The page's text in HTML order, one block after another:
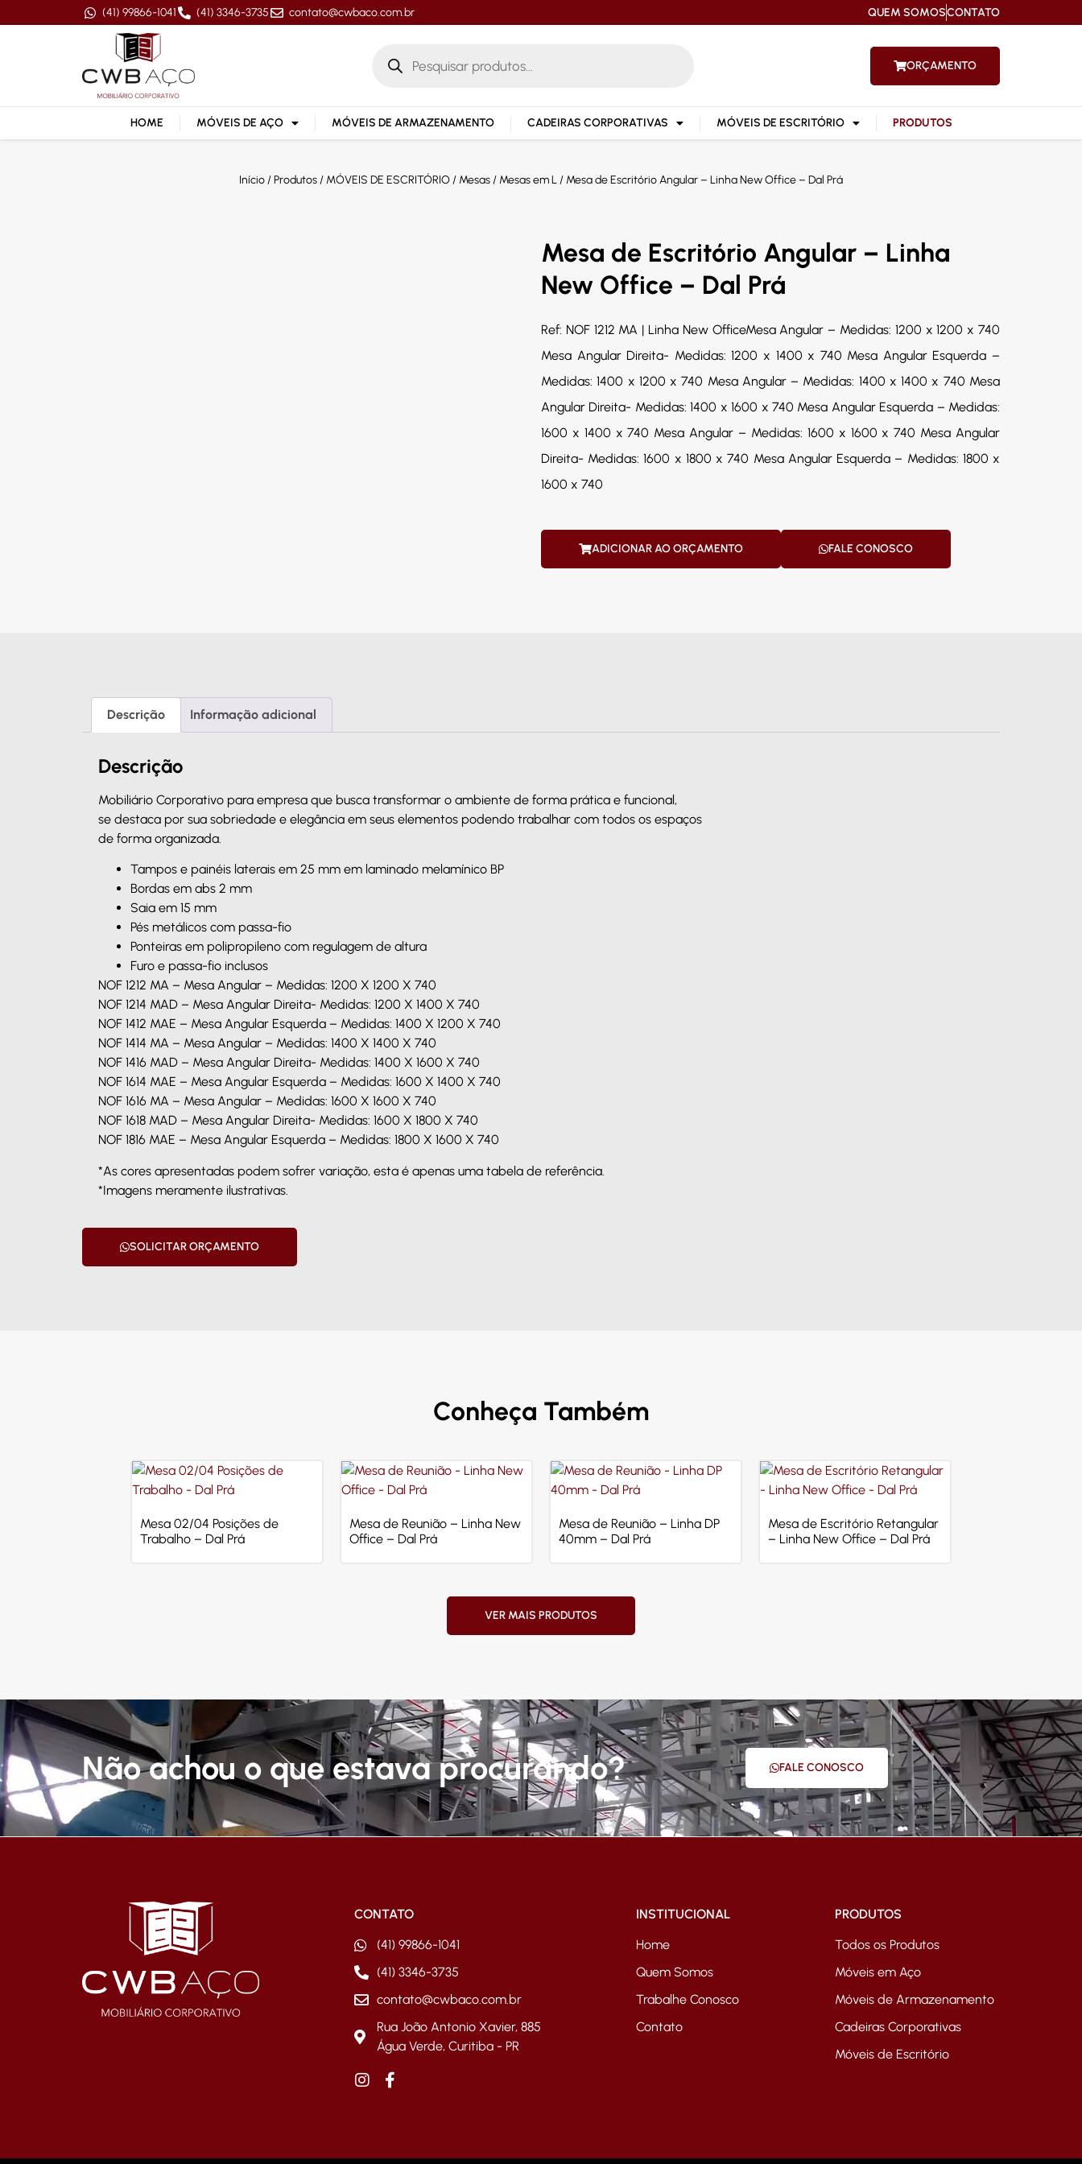
(41) 99866-1041 (41) 3346-3735 contato@cwbaco.com.br QUEM SOMOSCONTATO
ORÇAMENTO
HOME MÓVEIS DE AÇO MÓVEIS DE ARMAZENAMENTO CADEIRAS CORPORATIVAS MÓVEIS DE ESCRITÓRIO PRODUTOS
Início/Produtos/ MÓVEIS DE ESCRITÓRIO/ Mesas/ Mesas em L/ Mesa de Escritório Angular – Linha New Office – Dal Prá
Mesa de Escritório Angular – Linha
New Office – Dal Prá
Ref: NOF 1212 MA | Linha New OfficeMesa Angular – Medidas: 1200 x 1200 x 740
Mesa Angular Direita- Medidas: 1200 x 1400 x 740 Mesa Angular Esquerda –
Medidas: 1400 x 1200 x 740 Mesa Angular – Medidas: 1400 x 1400 x 740 Mesa
Angular Direita- Medidas: 1400 x 1600 x 740 Mesa Angular Esquerda – Medidas:
1600 x 1400 x 740 Mesa Angular – Medidas: 1600 x 1600 x 740 Mesa Angular
Direita- Medidas: 1600 x 1800 x 740 Mesa Angular Esquerda – Medidas: 1800 x
1600 x 740
ADICIONAR AO ORÇAMENTO FALE CONOSCO
Descrição Informação adicional
Descrição
Mobiliário Corporativo para empresa que busca transformar o ambiente de forma prática e funcional,
se destaca por sua sobriedade e elegância em seus elementos podendo trabalhar com todos os espaços
de forma organizada.
Tampos e painéis laterais em 25 mm em laminado melamínico BP
Bordas em abs 2 mm
Saia em 15 mm
Pés metálicos com passa-fio
Ponteiras em polipropileno com regulagem de altura
Furo e passa-fio inclusos
NOF 1212 MA – Mesa Angular – Medidas: 1200 X 1200 X 740
NOF 1214 MAD – Mesa Angular Direita- Medidas: 1200 X 1400 X 740
NOF 1412 MAE – Mesa Angular Esquerda – Medidas: 1400 X 1200 X 740
NOF 1414 MA – Mesa Angular – Medidas: 1400 X 1400 X 740
NOF 1416 MAD – Mesa Angular Direita- Medidas: 1400 X 1600 X 740
NOF 1614 MAE – Mesa Angular Esquerda – Medidas: 1600 X 1400 X 740
NOF 1616 MA – Mesa Angular – Medidas: 1600 X 1600 X 740
NOF 1618 MAD – Mesa Angular Direita- Medidas: 1600 X 1800 X 740
NOF 1816 MAE – Mesa Angular Esquerda – Medidas: 1800 X 1600 X 740
*As cores apresentadas podem sofrer variação, esta é apenas uma tabela de referência.
*Imagens meramente ilustrativas.
SOLICITAR ORÇAMENTO
Conheça Também
Mesa 02/04 Posições de
Trabalho – Dal Prá
Mesa de Reunião – Linha New
Office – Dal Prá
Mesa de Reunião – Linha DP
40mm – Dal Prá
Mesa de Escritório Retangular
– Linha New Office – Dal Prá
VER MAIS PRODUTOS
Não achou o que estava procurando? FALE CONOSCO
CONTATO
(41) 99866-1041
(41) 3346-3735
contato@cwbaco.com.br
Rua João Antonio Xavier, 885
Água Verde, Curitiba - PR
INSTITUCIONAL
Home
Quem Somos
Trabalhe Conosco
Contato
PRODUTOS
Todos os Produtos
Móveis em Aço
Móveis de Armazenamento
Cadeiras Corporativas
Móveis de Escritório